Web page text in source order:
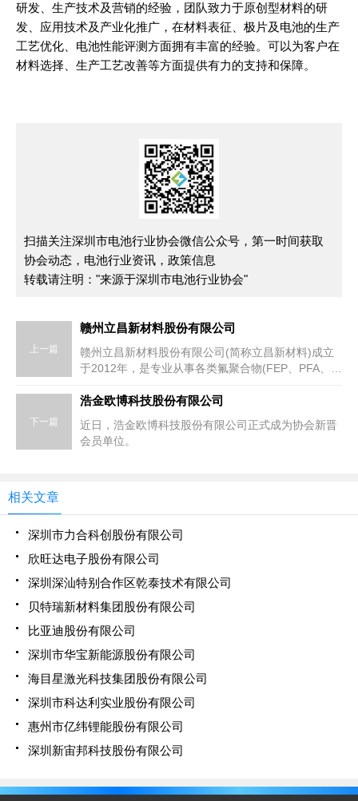
研发、生产技术及营销的经验，团队致力于原创型材料的研
发、应用技术及产业化推广，在材料表征、极片及电池的生产
工艺优化、电池性能评测方面拥有丰富的经验。可以为客户在
材料选择、生产工艺改善等方面提供有力的支持和保障。
扫描关注深圳市电池行业协会微信公众号，第一时间获取
协会动态，电池行业资讯，政策信息
转载请注明："来源于深圳市电池行业协会"
上一篇
赣州立昌新材料股份有限公司
赣州立昌新材料股份有限公司(简称立昌新材料)成立
于2012年，是专业从事各类氟聚合物(FEP、PFA、
用研发和经营的高新技术企业，产品广泛应用于航空
航天、新能源、半导体、电子电气、家用电器、汽车
工业、电线电缆、工业防腐、建筑等领域，致力于成
为上述产品及技术服务的专业综合供应商。公司总部
含氟新材料细分领域的先行企业。
下一篇
浩金欧博科技股份有限公司
近日，浩金欧博科技股份有限公司正式成为协会新晋
会员单位。
相关文章
深圳市力合科创股份有限公司
欣旺达电子股份有限公司
深圳深汕特别合作区乾泰技术有限公司
贝特瑞新材料集团股份有限公司
比亚迪股份有限公司
深圳市华宝新能源股份有限公司
海目星激光科技集团股份有限公司
深圳市科达利实业股份有限公司
惠州市亿纬锂能股份有限公司
深圳新宙邦科技股份有限公司